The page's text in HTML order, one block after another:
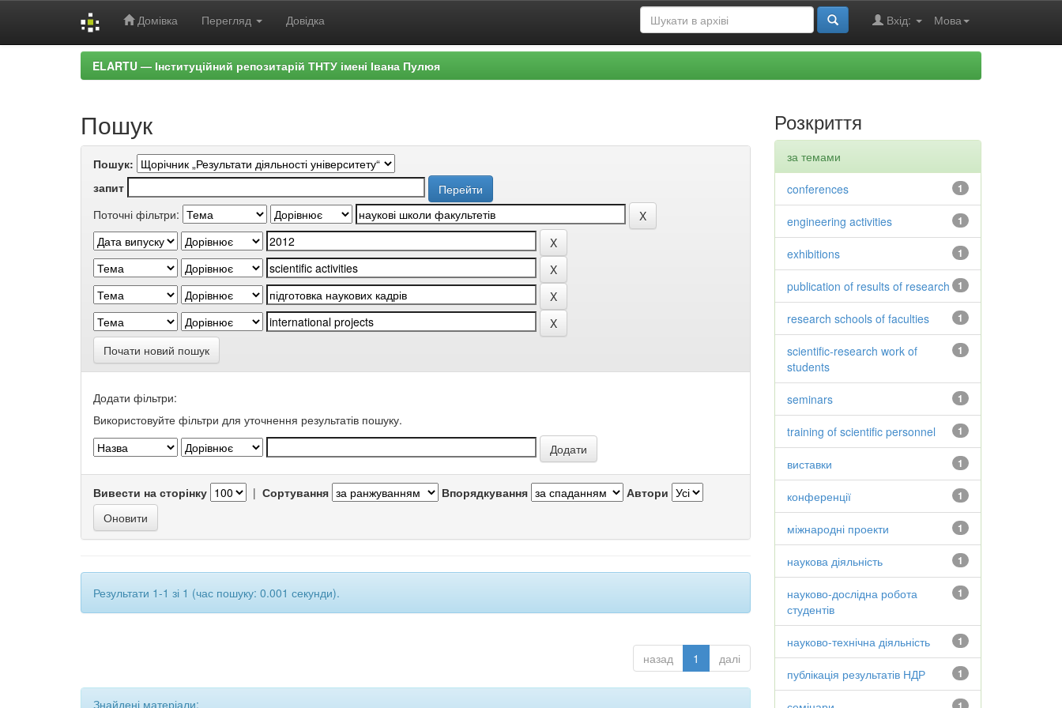
Домівка Перегляд Довідка Мова
Вхід:
ELARTU — Інституційний репозитарій ТНТУ імені Івана Пулюя
Пошук
Пошук:
запит
Поточні фільтри:
Почати новий пошук
Додати фільтри:
Використовуйте фільтри для уточнення результатів пошуку.
Вивести на сторінку | Сортування Впорядкування Автори
Результати 1-1 зі 1 (час пошуку: 0.001 секунди).
назад 1 далі
Знайдені матеріали:
Розкриття
за темами
1
conferences
1
engineering activities
1
exhibitions
1
publication of results of research
1
research schools of faculties
1
scientific-research work of
students
1
seminars
1
training of scientific personnel
1
виставки
1
конференції
1
міжнародні проекти
1
наукова діяльність
1
науково-дослідна робота
студентів
1
науково-технічна діяльність
1
публікація результатів НДР